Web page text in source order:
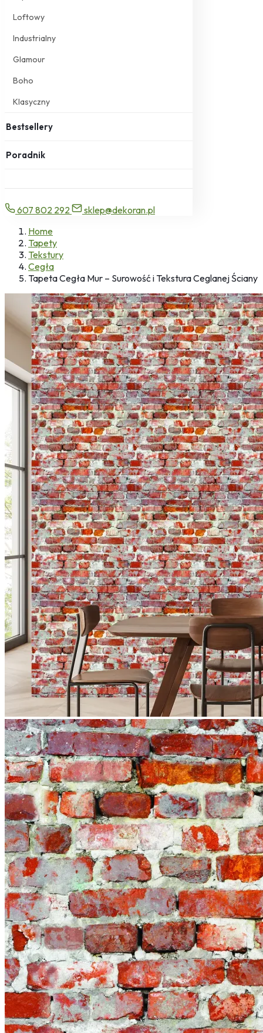
Loftowy
Industrialny
Glamour
Boho
Klasyczny
Bestsellery
Poradnik
607 802 292
sklep@dekoran.pl
Home
Tapety
Tekstury
Cegła
Tapeta Cegła Mur – Surowość i Tekstura Ceglanej Ściany